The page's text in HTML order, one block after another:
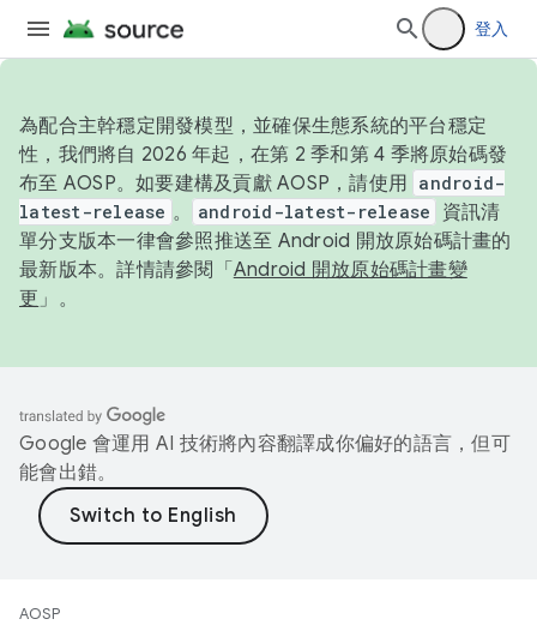
登入
為配合主幹穩定開發模型，並確保生態系統的平台穩定
性，我們將自 2026 年起，在第 2 季和第 4 季將原始碼發
布至 AOSP。如要建構及貢獻 AOSP，請使用 android-
latest-release 。 android-latest-release
資訊清
單分支版本一律會參照推送至 Android 開放原始碼計畫的
最新版本。詳情請參閱「 Android 開放原始碼計畫變
更 」。
Google 會運用 AI 技術將內容翻譯成你偏好的語言，但可
能會出錯。
AOSP